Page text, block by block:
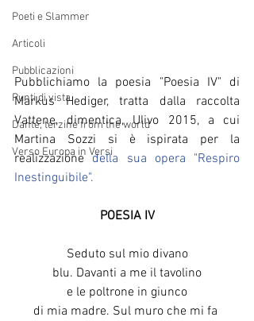
Poeti e Slammer
Articoli
Pubblicazioni
Punti di vista
Dante, terzine from the world
Verso Europa in Versi
Pubblichiamo la poesia "Poesia IV" di
Markus Hediger, tratta dalla raccolta
Vattene, dimentica, Ulivo 2015, a cui
Martina Sozzi si è ispirata per la
realizzazione della sua opera "Respiro
Inestinguibile".
POESIA IV
Seduto sul mio divano
blu. Davanti a me il tavolino
e le poltrone in giunco
di mia madre. Sul muro che mi fa